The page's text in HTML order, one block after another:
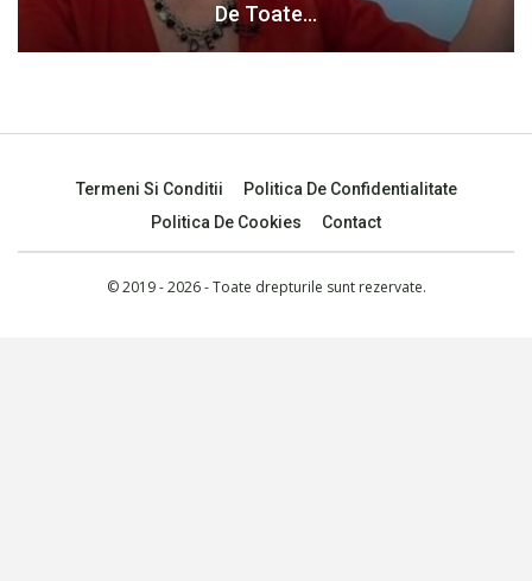
De Toate…
Termeni Si Conditii
Politica De Confidentialitate
Politica De Cookies
Contact
© 2019 - 2026 - Toate drepturile sunt rezervate.